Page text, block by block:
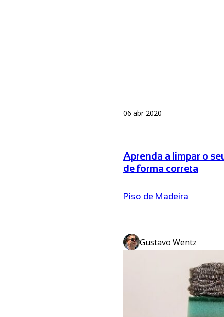
06 abr 2020
Aprenda a limpar o
de forma correta
Piso de Madeira
Gustavo Wentz